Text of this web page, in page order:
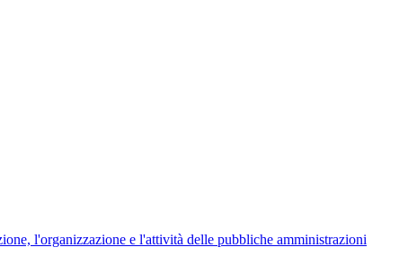
l'organizzazione e l'attività delle pubbliche amministrazioni